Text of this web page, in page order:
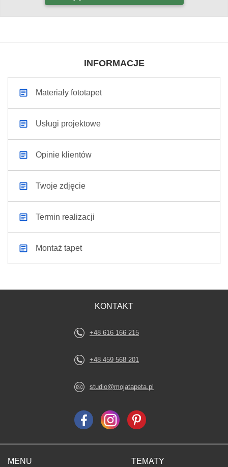
INFORMACJE
Materiały fototapet
Usługi projektowe
Opinie klientów
Twoje zdjęcie
Termin realizacji
Montaż tapet
MENU TEMATY
KONTAKT
+48 616 166 215
+48 459 568 201
studio@mojatapeta.pl